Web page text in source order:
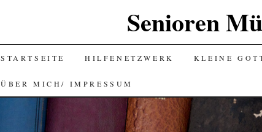
Senioren
SKIP
TO
CONTENT
STARTSEITE HILFENETZWERK KLEINE
ÜBER MICH/ IMPRESSUM